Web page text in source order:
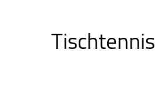
Tischtennis